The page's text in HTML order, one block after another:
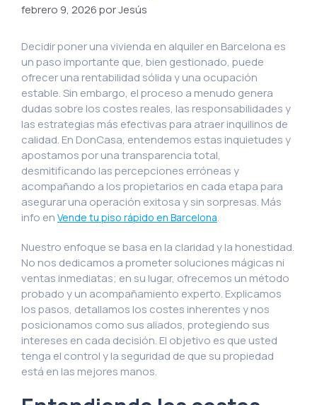
febrero 9, 2026por Jesús
Decidir poner una vivienda en alquiler en Barcelona es
un paso importante que, bien gestionado, puede
ofrecer una rentabilidad sólida y una ocupación
estable. Sin embargo, el proceso a menudo genera
dudas sobre los costes reales, las responsabilidades y
las estrategias más efectivas para atraer inquilinos de
calidad. En DonCasa, entendemos estas inquietudes y
apostamos por una transparencia total,
desmitificando las percepciones erróneas y
acompañando a los propietarios en cada etapa para
asegurar una operación exitosa y sin sorpresas. Más
info en Vende tu piso rápido en Barcelona.
Nuestro enfoque se basa en la claridad y la honestidad.
No nos dedicamos a prometer soluciones mágicas ni
ventas inmediatas; en su lugar, ofrecemos un método
probado y un acompañamiento experto. Explicamos
los pasos, detallamos los costes inherentes y nos
posicionamos como sus aliados, protegiendo sus
intereses en cada decisión. El objetivo es que usted
tenga el control y la seguridad de que su propiedad
está en las mejores manos.